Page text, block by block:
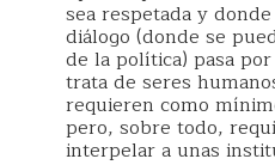
sea respetada y
diálogo (donde se
de la política) pasa
trata de seres
requieren como
pero, sobre todo,
interpelar a unas